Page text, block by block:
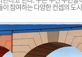
이 참여하는 다양한 컨셉의 도